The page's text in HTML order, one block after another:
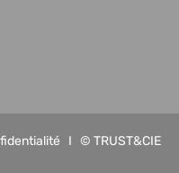
I © TRUST&CIE